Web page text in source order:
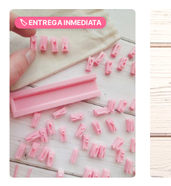
🏷️ ENTREGA INMEDIATA